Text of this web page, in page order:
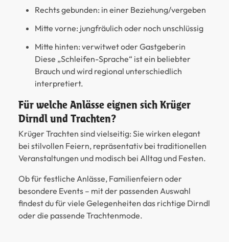
Rechts gebunden: in einer Beziehung/vergeben
Mitte vorne: jungfräulich oder noch unschlüssig
Mitte hinten: verwitwet oder Gastgeberin
Diese „Schleifen-Sprache“ ist ein beliebter
Brauch und wird regional unterschiedlich
interpretiert.
Für welche Anlässe eignen sich Krüger
Dirndl und Trachten?
Krüger Trachten sind vielseitig: Sie wirken elegant
bei stilvollen Feiern, repräsentativ bei traditionellen
Veranstaltungen und modisch bei Alltag und Festen.
Ob für festliche Anlässe, Familienfeiern oder
besondere Events – mit der passenden Auswahl
findest du für viele Gelegenheiten das richtige Dirndl
oder die passende Trachtenmode.